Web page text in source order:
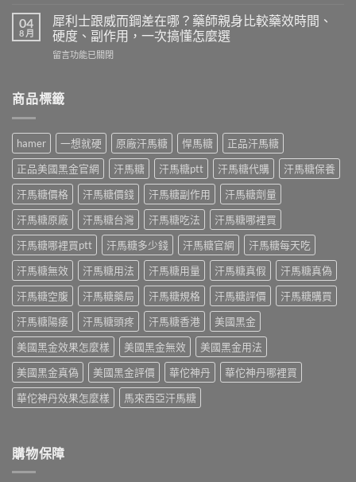
日
本
榮
黑
分、
用
法、
效
果
與
真
假
辨
別〉
中
神
丹
評
價
師
用
三
個
月
心
得：
成
分、
吃
法、
副
作
用
與
真
假
辨
別〉
中
利
士
5mg
每
怎
藥
師
親
身
經
驗
談
每
日
保
養、
副
作
用
與
價
格〉
中
04
8 月
犀利士跟威而鋼差在哪？藥師親身比較藥效時間、
硬度、副作用，一次搞懂怎麼選
在
士
跟
而
差
在
哪？
藥
師
親
身
比
較
藥
效
時
間、
硬
度、
副
作
用，
一
懂
怎
留言功能已關閉
商品標籤
hamer 一想就硬 原廠汗馬糖 悍馬糖
正品汗馬糖
正品美國黑金官網
汗馬糖 汗馬糖ptt 汗馬糖代購
汗馬糖保養
汗馬糖價格
汗馬糖價錢 汗馬糖副作用
汗馬糖劑量
汗馬糖原廠
汗馬糖台灣 汗馬糖吃法
汗馬糖哪裡買
汗馬糖哪裡買ptt
汗馬糖多少錢 汗馬糖官網
汗馬糖每天吃
汗馬糖無效
汗馬糖用法 汗馬糖用量 汗馬糖真假
汗馬糖真偽
汗馬糖空腹
汗馬糖藥局 汗馬糖規格 汗馬糖評價
汗馬糖購買
汗馬糖陽痿
汗馬糖頭疼 汗馬糖香港
美國黑金
美國黑金效果怎麼樣
美國黑金無效
美國黑金用法
美國黑金真偽
美國黑金評價 華佗神丹
華佗神丹哪裡買
華佗神丹效果怎麼樣
馬來西亞汗馬糖
購物保障